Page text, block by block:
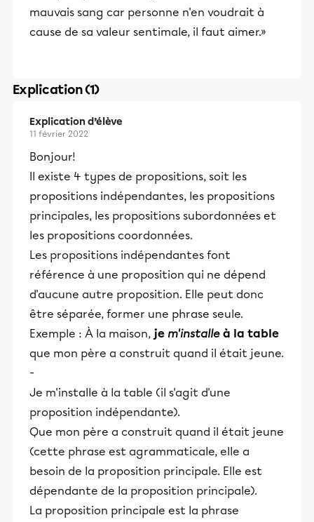
mauvais sang car personne n'en voudrait à
cause de sa valeur sentimale, il faut aimer.»
Explication (1)
Explication d’élève
11 février 2022
Bonjour!
Il existe 4 types de propositions, soit les
propositions indépendantes, les propositions
principales, les propositions subordonnées et
les propositions coordonnées.
Les propositions indépendantes font
référence à une proposition qui ne dépend
d'aucune autre proposition. Elle peut donc
être séparée, former une phrase seule.
Exemple : À la maison, je m'installe à la table
que mon père a construit quand il était jeune.
-
Je m'installe à la table (il s'agit d'une
proposition indépendante).
Que mon père a construit quand il était jeune
(cette phrase est agrammaticale, elle a
besoin de la proposition principale. Elle est
dépendante de la proposition principale).
La proposition principale est la phrase